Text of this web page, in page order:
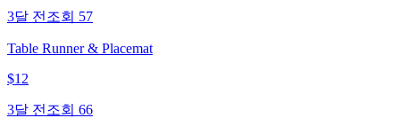
3달 전 조회 57
Table Runner & Placemat
$12
3달 전 조회 66